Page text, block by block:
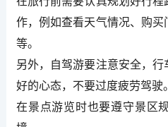
作，例如查看天气情况、购
等。
另外，自驾游要注意安全，
好的心态，不要过度疲劳驾驶。
在景点游览时也要遵守景区